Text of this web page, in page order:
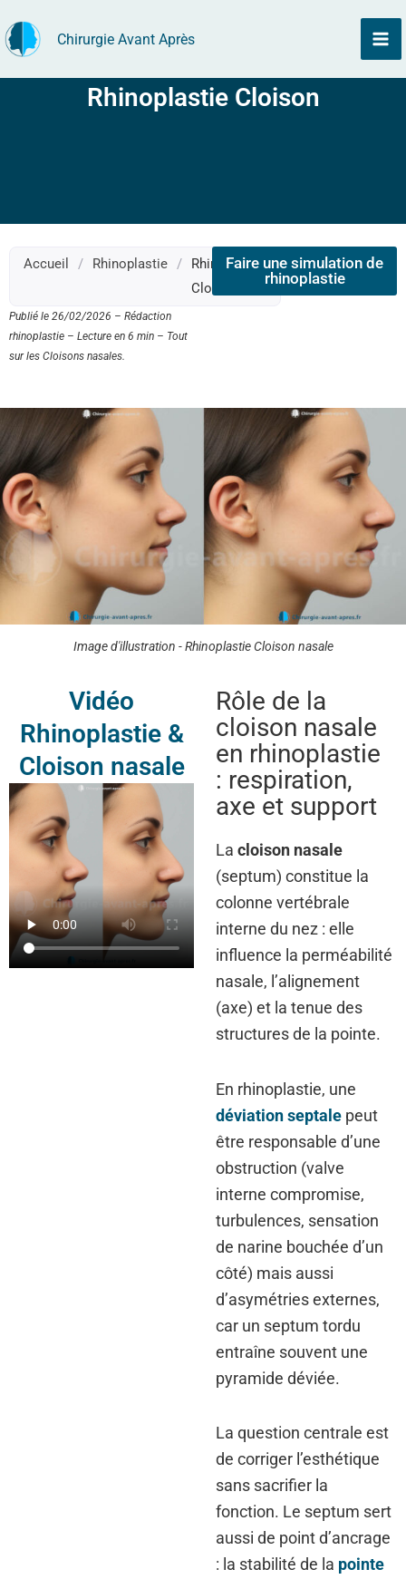
au
contenu
Chirurgie Avant Après
Rhinoplastie Cloison
Accueil / Rhinoplastie /
Rhinoplastie
Cloisons
Publié le 26/02/2026 – Rédaction
rhinoplastie – Lecture en 6 min – Tout
sur les Cloisons nasales.
Faire une simulation de
rhinoplastie
Image d'illustration - Rhinoplastie Cloison nasale
Vidéo
Rhinoplastie &
Cloison nasale
Rôle de la
cloison nasale
en rhinoplastie
: respiration,
axe et support
Lacloison nasale
(septum) constitue la
colonne vertébrale
interne du nez : elle
influence la perméabilité
nasale, l’alignement
(axe) et la tenue des
structures de la pointe.
En rhinoplastie, une
déviation septale peut
être responsable d’une
obstruction (valve
interne compromise,
turbulences, sensation
de narine bouchée d’un
côté) mais aussi
d’asymétries externes,
car un septum tordu
entraîne souvent une
pyramide déviée.
La question centrale est
de corriger l’esthétique
sans sacrifier la
fonction. Le septum sert
aussi de point d’ancrage
: la stabilité de la pointe